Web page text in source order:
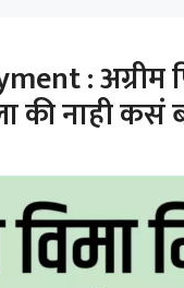
:
की नाही कसं